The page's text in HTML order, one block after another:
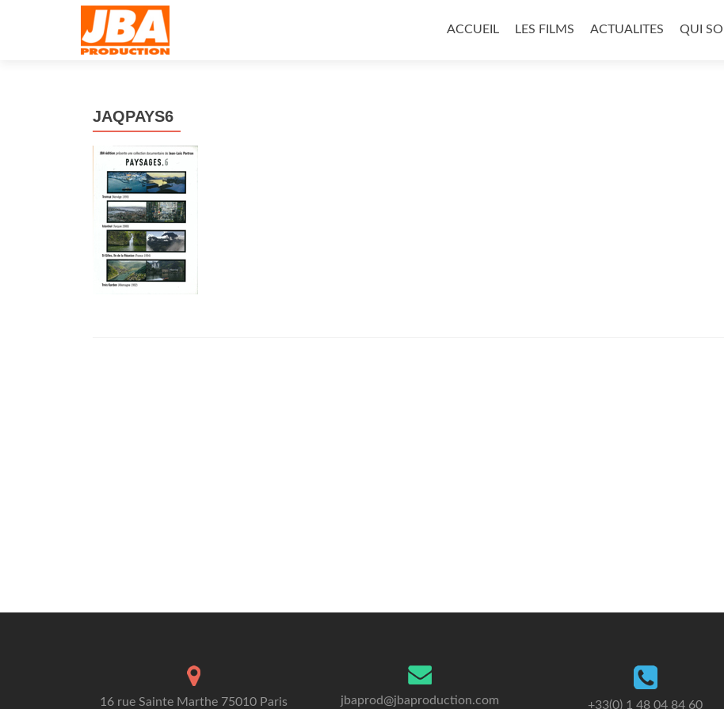
au
ACCUEIL LES FILMS ACTUALITES QUI
JAQPAYS6
16 rue Sainte Marthe 75010 Paris jbaprod@jbaproduction.com +33(0) 1 48 04 84 60